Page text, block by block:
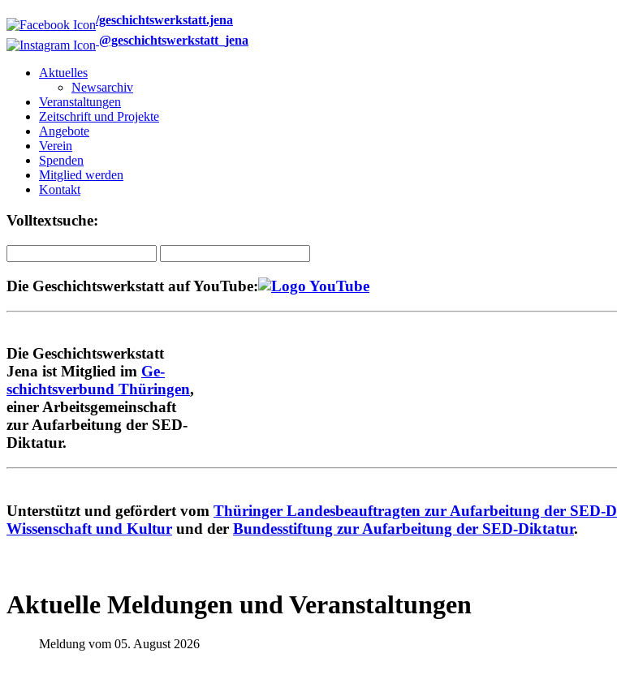
/geschichtswerkstatt.jena
@geschichtswerkstatt_jena
Aktuelles
Newsarchiv
Veranstaltungen
Zeitschrift und Projekte
Angebote
Verein
Spenden
Mitglied werden
Kontakt
Volltextsuche:
Die Geschichtswerkstatt auf YouTube:
Die Geschichtswerkstatt
Jena ist Mitglied im Ge-
schichtsverbund Thüringen,
einer Arbeitsgemeinschaft
zur Aufarbeitung der SED-
Diktatur.
Unterstützt und gefördert vom Thüringer Landesbeauftragten zur Aufarbeitung der SED-
Wissenschaft und Kultur und der Bundesstiftung zur Aufarbeitung der SED-Diktatur.
Aktuelle Meldungen und Veranstaltungen
Meldung vom 05. August 2026